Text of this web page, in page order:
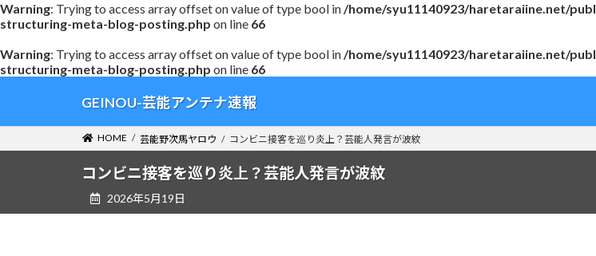
Warning: Trying to access array offset on value of type bool in/home/syu11140923/haretaraiine.net/
structuring-meta-blog-posting.php on line 66
Warning: Trying to access array offset on value of type bool in/home/syu11140923/haretaraiine.net/
structuring-meta-blog-posting.php on line 66
テ
ゲ
GEINOU-芸能アンテナ速報
HOME 芸能野次馬ヤロウ コンビニ接客を巡り炎上？芸能人発言が波紋
コンビニ接客を巡り炎上？芸能人発言が波紋
2026年5月19日